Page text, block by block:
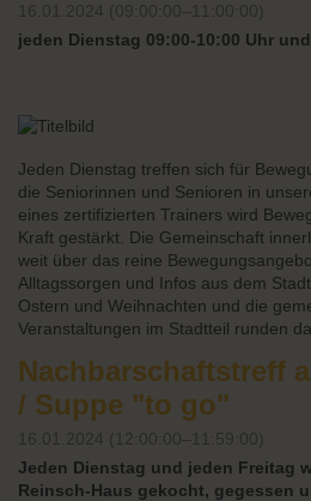
16.01.2024 (09:00:00–11:00:00)
jeden Dienstag 09:00-10:00 Uhr
Jeden Dienstag treffen sich für
die Seniorinnen und Senioren in
eines zertifizierten Trainers wird
Kraft gestärkt. Die Gemeinschaft
weit über das reine
Alltagssorgen und Infos aus dem
Ostern und Weihnachten und die
Veranstaltungen im Stadtteil runden
Nachbarschaftstreff
/ Suppe "to go"
16.01.2024 (12:00:00–11:59:00)
Jeden Dienstag und jeden Freitag
Reinsch-Haus gekocht, gegessen